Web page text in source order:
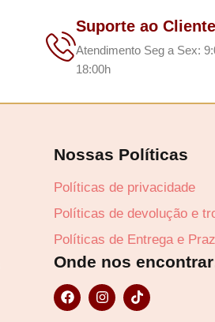
Lucre até
Suporte ao Cliente
Atendimento Seg a Sex:
18:00h
Nossas Políticas
Políticas de privacidade
Políticas de devolução e
Políticas de Entrega e
Onde nos
F
a
c
I
n
s
T
i
k